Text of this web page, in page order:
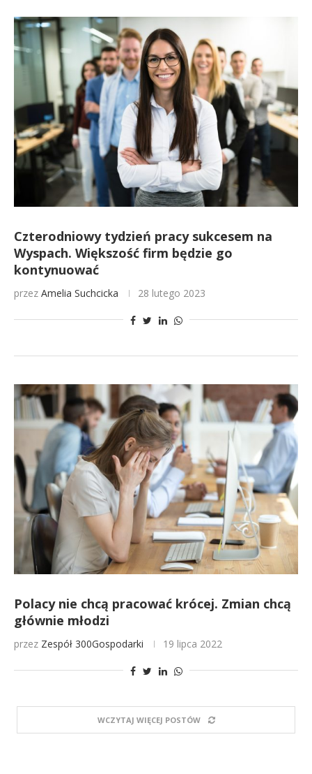
Czterodniowy tydzień pracy sukcesem na
Wyspach. Większość firm będzie go
kontynuować
przez Amelia Suchcicka 28 lutego 2023
Polacy nie chcą pracować krócej. Zmian chcą
głównie młodzi
przez Zespół 300Gospodarki 19 lipca 2022
WCZYTAJ WIĘCEJ POSTÓW